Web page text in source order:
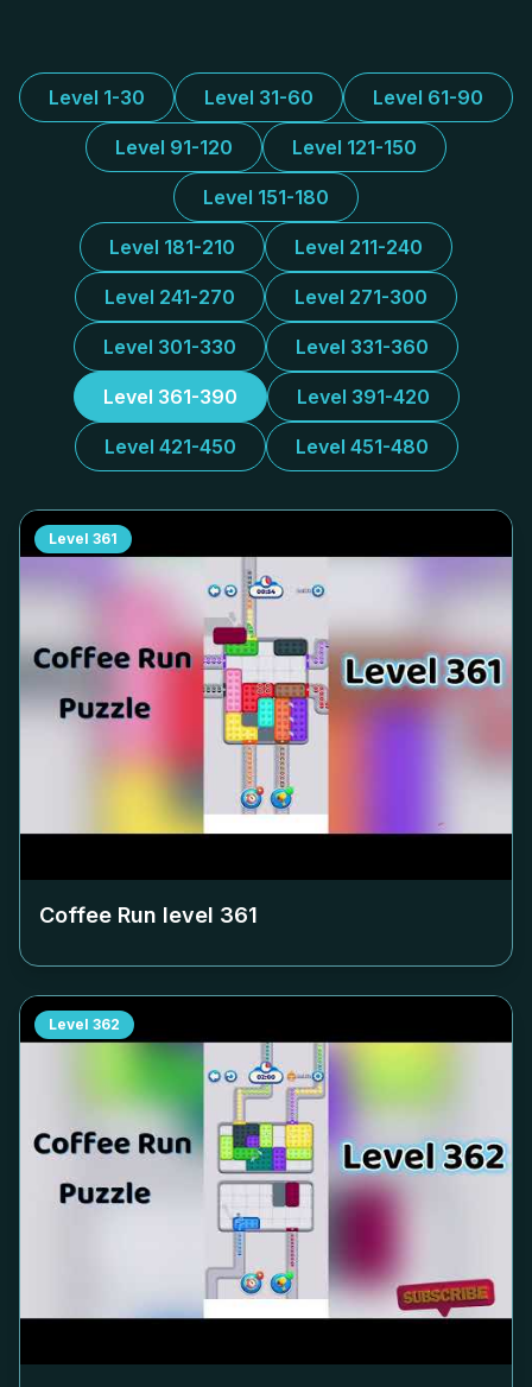
Level 1-30 Level 31-60 Level 61-90
Level 91-120 Level 121-150
Level 151-180
Level 181-210 Level 211-240
Level 241-270 Level 271-300
Level 301-330 Level 331-360
Level 361-390 Level 391-420
Level 421-450 Level 451-480
Level 361
Coffee Run level 361
Level 362